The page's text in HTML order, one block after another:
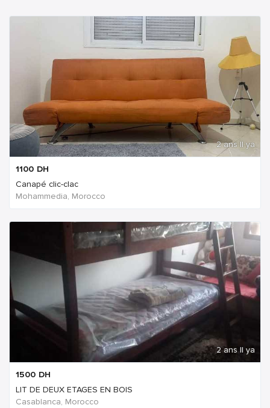
2 ans Il ya
1100 DH
Canapé clic-clac
Mohammedia, Morocco
2 ans Il ya
1500 DH
LIT DE DEUX ETAGES EN BOIS
Casablanca, Morocco